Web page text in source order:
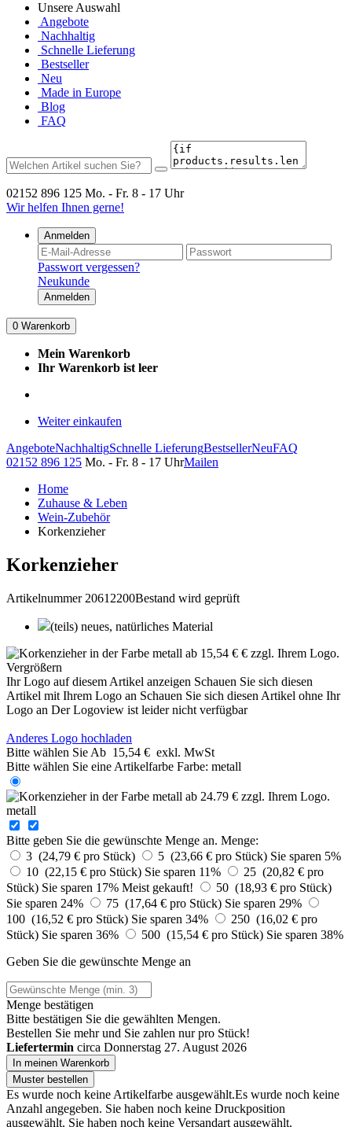
Unsere Auswahl
Angebote
Nachhaltig
Schnelle Lieferung
Bestseller
Neu
Made in Europe
Blog
FAQ
02152 896 125 Mo. - Fr. 8 - 17 Uhr
Wir helfen Ihnen gerne!
Anmelden
Passwort vergessen?
Neukunde
Anmelden
0 Warenkorb
Mein Warenkorb
Ihr Warenkorb ist leer
Weiter einkaufen
AngeboteNachhaltigSchnelle LieferungBestsellerNeuFAQ
02152 896 125 Mo. - Fr. 8 - 17 UhrMailen
Home
Zuhause & Leben
Wein-Zubehör
Korkenzieher
Korkenzieher
Artikelnummer 20612200Bestand wird geprüft
(teils) neues, natürliches Material
Vergrößern
Ihr Logo auf diesem Artikel anzeigen Schauen Sie sich diesen
Artikel mit Ihrem Logo an Schauen Sie sich diesen Artikel ohne Ihr
Logo an Der Logoview ist leider nicht verfügbar
Anderes Logo hochladen
Bitte wählen Sie Ab 15,54 € exkl. MwSt
Bitte wählen Sie eine Artikelfarbe Farbe: metall
metall
Bitte geben Sie die gewünschte Menge an. Menge:
3 (24,79 € pro Stück)
5 (23,66 € pro Stück) Sie sparen 5%
10 (22,15 € pro Stück) Sie sparen 11%
25 (20,82 € pro
Stück) Sie sparen 17% Meist gekauft!
50 (18,93 € pro Stück)
Sie sparen 24%
75 (17,64 € pro Stück) Sie sparen 29%
100 (16,52 € pro Stück) Sie sparen 34%
250 (16,02 € pro
Stück) Sie sparen 36% 500 (15,54 € pro Stück) Sie sparen 38%
Geben Sie die gewünschte Menge an
Menge bestätigen
Bitte bestätigen Sie die gewählten Mengen.
Bestellen Sie mehr und Sie zahlen nurpro Stück!
Liefertermin circa Donnerstag 27. August 2026
In meinen Warenkorb
Muster bestellen
Es wurde noch keine Artikelfarbe ausgewählt.Es wurde noch keine
Anzahl angegeben. Sie haben noch keine Druckposition
ausgewählt. Sie haben noch keine Versandart ausgewählt.